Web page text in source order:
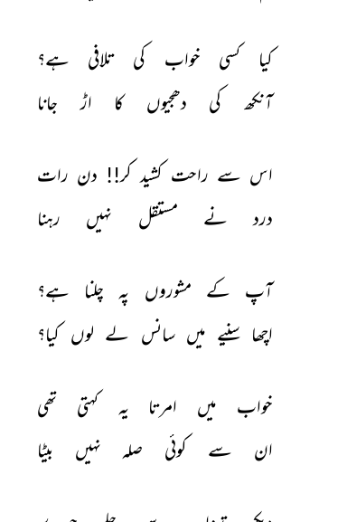
کیا کسی خواب کی تلافی
ہے؟
آنکھ
کی دھجیوں کا اڑ جانا
اس سے راحت کشید کر!! دن رات
درد
نے مستقل نہیں رہنا
آپ کے مشوروں پہ چلنا
ہے؟
اچھا سنیے میں سانس لے لوں کیا؟
خواب میں امرتا یہ کہتی
تھی
ان
سے کوئی صلہ نہیں بیٹا